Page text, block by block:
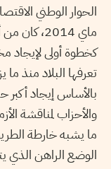
ماي 2014،
كخطوة أولى لإيجاد
تعرفها البلاد منذ
بالأساس إيجاد
والأحزاب لمناقشة
ما يشبه خارطة
الوضع الراهن الذي